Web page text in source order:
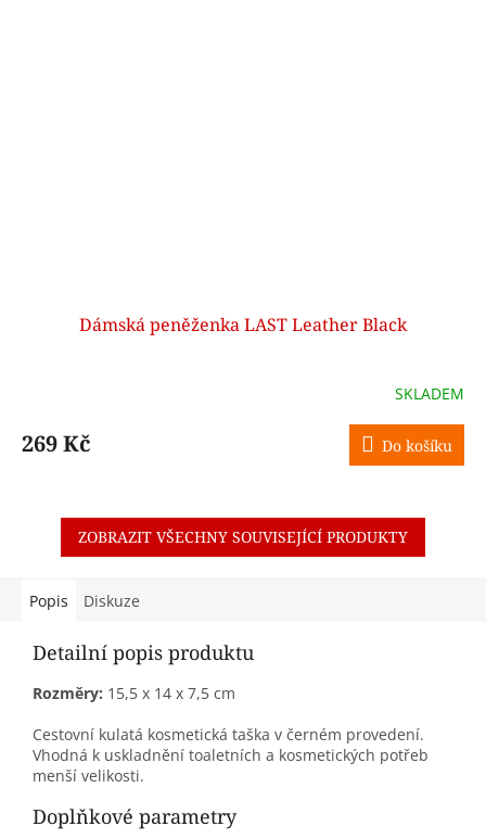
Dámská peněženka LAST Leather Black
SKLADEM
269 Kč Do košíku
ZOBRAZIT VŠECHNY SOUVISEJÍCÍ PRODUKTY
Popis Diskuze
Detailní popis produktu
Rozměry: 15,5 x 14 x 7,5 cm
Cestovní kulatá kosmetická taška v černém provedení.
Vhodná k uskladnění toaletních a kosmetických potřeb
menší velikosti.
Doplňkové parametry